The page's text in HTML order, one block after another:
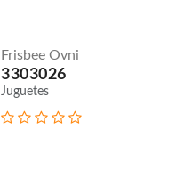
Frisbee Ovni
3303026
Juguetes